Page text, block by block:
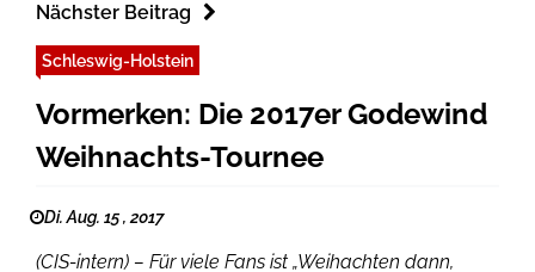
Nächster Beitrag
Schleswig-Holstein
Vormerken: Die 2017er Godewind
Weihnachts-Tournee
Di. Aug. 15 , 2017
(CIS-intern) – Für viele Fans ist „Weihachten dann,